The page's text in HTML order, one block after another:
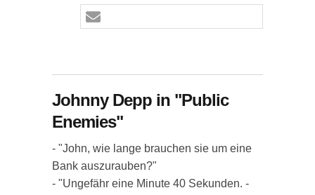
Johnny Depp in "Public
Enemies"
- "John, wie lange brauchen sie um eine
Bank auszurauben?"
- "Ungefähr eine Minute 40 Sekunden. -